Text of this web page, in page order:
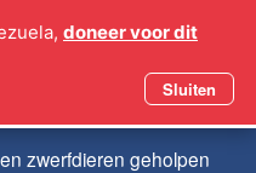
zwerfdieren geholpen
doneer voor dit
Sluiten